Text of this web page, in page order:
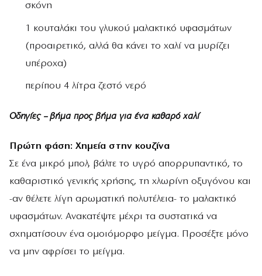
σκόνη
1 κουταλάκι του γλυκού μαλακτικό υφασμάτων
(προαιρετικό, αλλά θα κάνει το χαλί να μυρίζει
υπέροχα)
περίπου 4 λίτρα ζεστό νερό
Οδηγίες – βήμα προς βήμα για ένα καθαρό χαλί
Πρώτη φάση: Χημεία στην κουζίνα
Σε ένα μικρό μπολ, βάλτε το υγρό απορρυπαντικό, το
καθαριστικό γενικής χρήσης, τη χλωρίνη οξυγόνου και
-αν θέλετε λίγη αρωματική πολυτέλεια- το μαλακτικό
υφασμάτων. Ανακατέψτε μέχρι τα συστατικά να
σχηματίσουν ένα ομοιόμορφο μείγμα. Προσέξτε μόνο
να μην αφρίσει το μείγμα.